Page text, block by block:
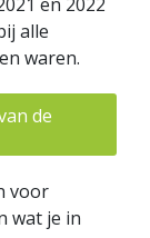
alle
waren.
de
voor
wat je in